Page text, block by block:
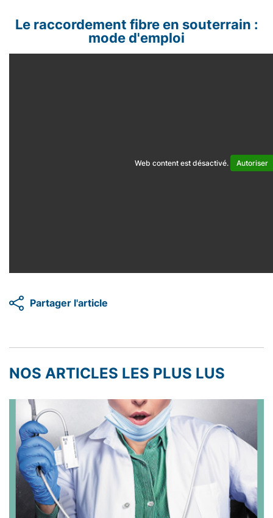
Le raccordement fibre en souterrain :
mode d'emploi
Web content est désactivé. Autoriser
Partager l'article
NOS ARTICLES LES PLUS LUS